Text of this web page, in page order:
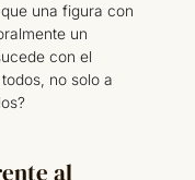
una figura con
un
con el
no solo a
al